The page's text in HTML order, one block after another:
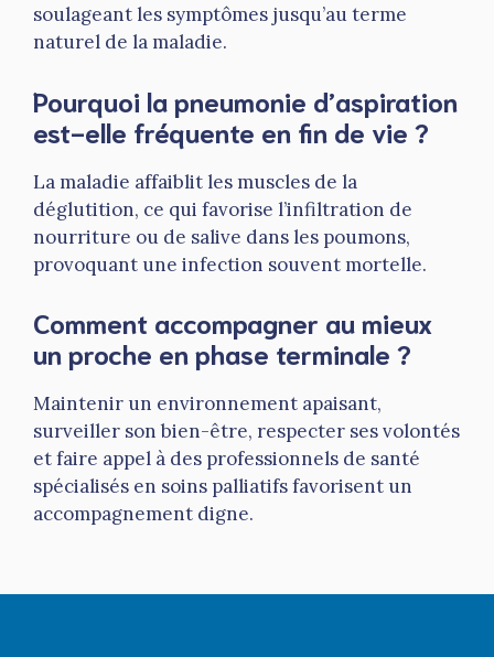
soulageant les symptômes jusqu’au terme
naturel de la maladie.
Pourquoi la pneumonie d’aspiration
est-elle fréquente en fin de vie ?
La maladie affaiblit les muscles de la
déglutition, ce qui favorise l’infiltration de
nourriture ou de salive dans les poumons,
provoquant une infection souvent mortelle.
Comment accompagner au mieux
un proche en phase terminale ?
Maintenir un environnement apaisant,
surveiller son bien-être, respecter ses volontés
et faire appel à des professionnels de santé
spécialisés en soins palliatifs favorisent un
accompagnement digne.